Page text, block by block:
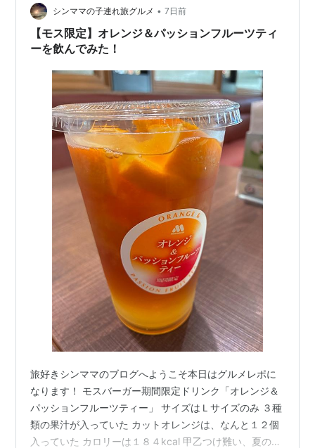
イ捨て禁止の立札の足もとだ。どうやらあたりにポイ…
シンママの子連れ旅グルメ • 7日前
【モス限定】オレンジ＆パッションフルーツティ
ーを飲んでみた！
旅好きシンママのブログへようこそ本日はグルメレポに
なります！ モスバーガー期間限定ドリンク「オレンジ＆
パッションフルーツティー」 サイズはＬサイズのみ ３種
類の果汁が入っていた カットオレンジは、なんと１２個
入っていた カロリーは１８４kcal 甲乙つけ難い、夏のド